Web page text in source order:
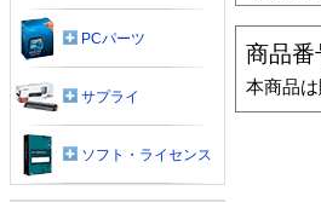
商品番
本商品
PCパーツ
サプライ
ソフト・ライセンス